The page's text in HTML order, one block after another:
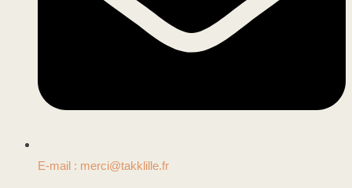
E-mail : merci@takklille.fr